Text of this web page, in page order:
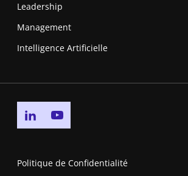
Leadership
Management
Intelligence Artificielle
Go to linkedin page
Politique de Confidentialité